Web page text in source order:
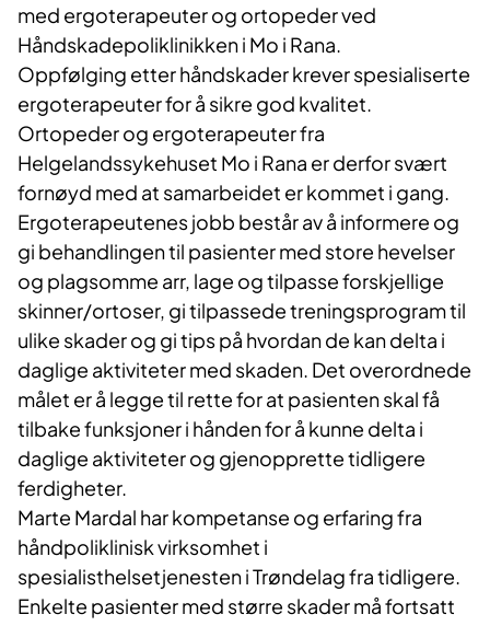
med ergoterapeuter og ortopeder ved
Håndskadepoliklinikken i Mo i Rana.
Oppfølging etter håndskader krever spesialiserte
ergoterapeuter for å sikre god kvalitet.
Ortopeder og ergoterapeuter fra
Helgelandssykehuset Mo i Rana er derfor svært
fornøyd med at samarbeidet er kommet i gang.
Ergoterapeutenes jobb består av å informere og
gi behandlingen til pasienter med store hevelser
og plagsomme arr, lage og tilpasse forskjellige
skinner/ortoser, gi tilpassede treningsprogram til
ulike skader og gi tips på hvordan de kan delta i
daglige aktiviteter med skaden. Det overordnede
målet er å legge til rette for at pasienten skal få
tilbake funksjoner i hånden for å kunne delta i
daglige aktiviteter og gjenopprette tidligere
ferdigheter.
Marte Mardal har kompetanse og erfaring fra
håndpoliklinisk virksomhet i
spesialisthelsetjenesten i Trøndelag fra tidligere.
Enkelte pasienter med større skader må fortsatt